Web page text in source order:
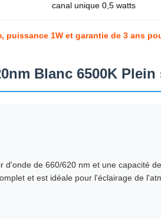
canal unique 0,5 watts
puissance 1W et garantie de 3 ans
Blanc 6500K Plein
d'onde de 660/620 nm et une capacité
et est idéale pour l'éclairage de